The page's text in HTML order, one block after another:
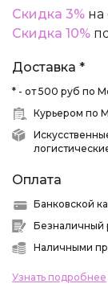
Скидка 3%
Скидка 10%
Доставка *
* - от 500 руб по
Курьером по
Оплата
Банковской
Безналичный
Наличными
Узнать подробнее